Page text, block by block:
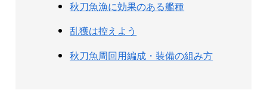
秋刀魚漁に効果のある艦種
乱獲は控えよう
秋刀魚周回用編成・装備の組み方